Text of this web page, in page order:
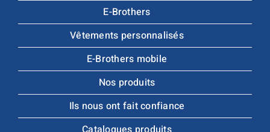
E-Brothers
Vêtements personnalisés
E-Brothers mobile
Nos produits
Ils nous ont fait confiance